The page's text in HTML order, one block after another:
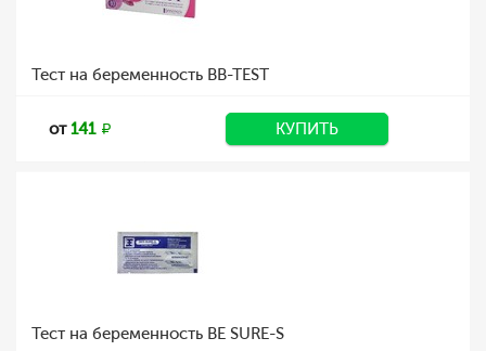
Тест на беременность BB-TEST
от141 КУПИТЬ
Тест на беременность BE SURE-S